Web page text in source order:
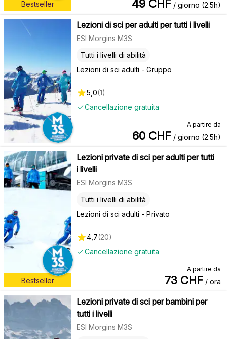
Bestseller 49 CHF / giorno (2.5h)
Lezioni di sci per adulti per tutti i livelli
ESI Morgins M3S
Lezioni di sci adulti - Gruppo
Tutti i livelli di abilità
Cancellazione gratuita
5,0(1)
A partire da
60 CHF / giorno (2.5h)
Bestseller
Lezioni private di sci per adulti per tutti
i livelli
ESI Morgins M3S
Lezioni di sci adulti - Privato
Tutti i livelli di abilità
Cancellazione gratuita
4,7(20)
A partire da
73 CHF / ora
Lezioni private di sci per bambini per
tutti i livelli
ESI Morgins M3S